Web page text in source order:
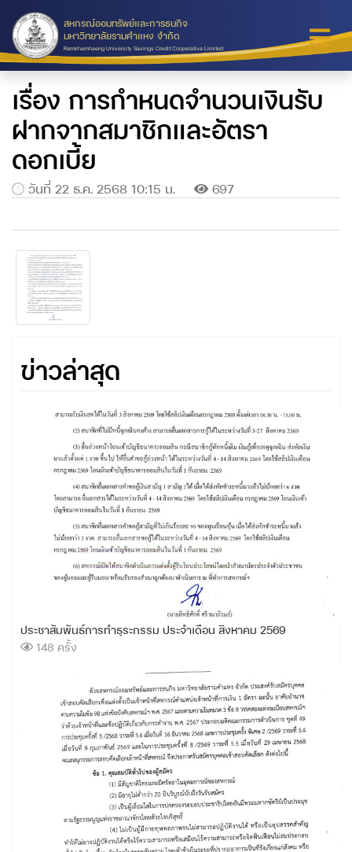
สหกรณ์ออมทรัพย์และการธนกิจ
มหาวิทยาลัยรามคำแหง จำกัด
Ramkhamhaeng University Savings Credit Cooperative Limited
เรื่อง การกำหนดจำนวนเงินรับ
ฝากจากสมาชิกและอัตรา
ดอกเบี้ย
วันที่ 22 ธ.ค. 2568 10:15 น. 697
ข่าวล่าสุด
ประชาสัมพันธ์การทำธุระกรรม ประจำเดือน สิงหาคม 2569
148 ครั้ง